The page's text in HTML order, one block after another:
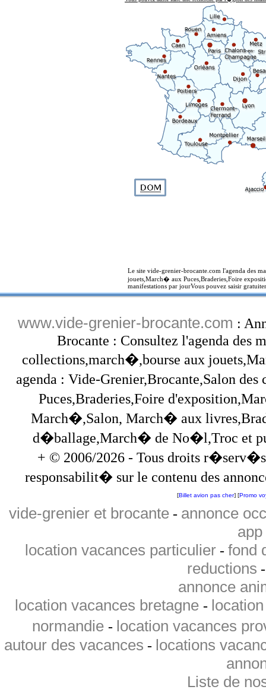
Le site vide-grenier-brocante.com l'agenda des
jouets,March� aux Puces,Braderies,Foire
manifestations par jourVous pouvez saisir
www.vide-grenier-brocante.com :
Brocante : Consultez l'agenda des
collections,march�,bourse aux
agenda : Vide-Grenier,Brocante,Salon
Puces,Braderies,Foire
March�,Salon, March� aux
d�ballage,March� de No�l,Troc et
+ © 2006/2026 - Tous droits
responsabilit� sur le contenu des
[Billet avion pas cher] [Promo
vide-grenier et brocante- annonce
location vacances particulier - fond
reductions
annonce
location vacances bretagne -
normandie - location vacances
autour des vacances - locations
Liste de